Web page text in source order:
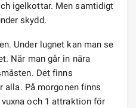
igelkottar. Men samtidigt
skydd.
Under lugnet kan man se
När man går in nära
Det finns
På morgonen finns
och 1 attraktion för